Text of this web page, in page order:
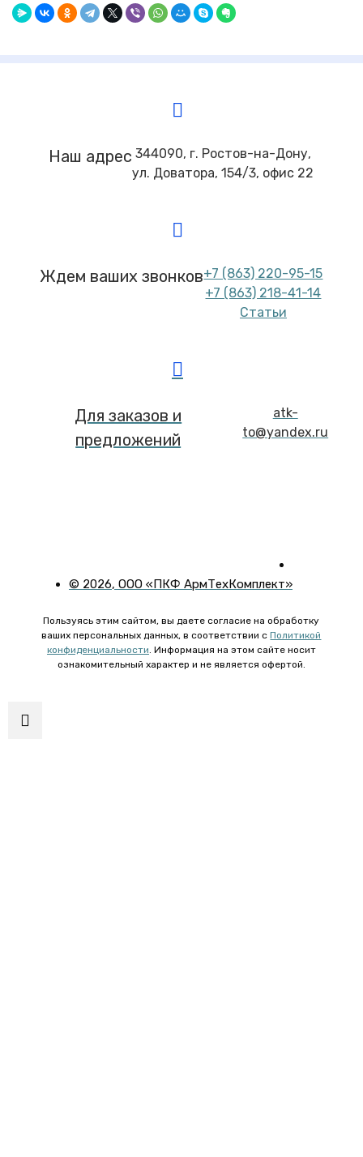
Наш адрес 344090, г. Ростов-на-Дону,
ул. Доватора, 154/3, офис 22
Ждем ваших звонков+7 (863) 220-95-15
+7 (863) 218-41-14
Статьи
Для заказов и
предложений
atk-
to@yandex.ru
© 2026, ООО «ПКФ АрмТехКомплект»
Пользуясь этим сайтом, вы даете согласие на обработку
ваших персональных данных, в соответствии сПолитикой
конфиденциальности. Информация на этом сайте носит
ознакомительный характер и не является офертой.